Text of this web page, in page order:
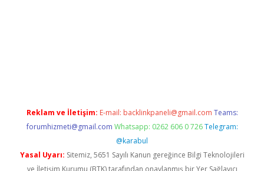
Reklam ve İletişim: E-mail: backlinkpaneli@gmail.com Teams:
forumhizmeti@gmail.com Whatsapp: 0262 606 0 726 Telegram:
@karabul
Yasal Uyarı: Sitemiz, 5651 Sayılı Kanun gereğince Bilgi Teknolojileri
ve İletişim Kurumu (BTK) tarafından onaylanmış bir Yer Sağlayıcı